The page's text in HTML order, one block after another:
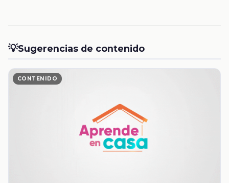
💡Sugerencias de contenido
CONTENIDO